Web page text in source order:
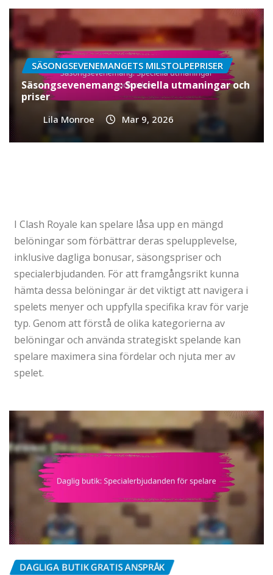
SÄSONGSEVENEMANGETS MILSTOLPEPRISER
Säsongsevenemang: Speciella utmaningar och
priser
Lila Monroe Mar 9, 2026
I Clash Royale kan spelare låsa upp en mängd
belöningar som förbättrar deras spelupplevelse,
inklusive dagliga bonusar, säsongspriser och
specialerbjudanden. För att framgångsrikt kunna
hämta dessa belöningar är det viktigt att navigera i
spelets menyer och uppfylla specifika krav för varje
typ. Genom att förstå de olika kategorierna av
belöningar och använda strategiskt spelande kan
spelare maximera sina fördelar och njuta mer av
spelet.
DAGLIGA BUTIK GRATIS ANSPRÅK